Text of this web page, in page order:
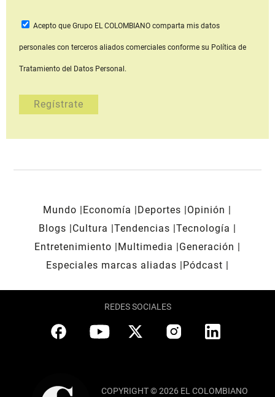
Acepto que Grupo EL COLOMBIANOcomparta mis datos
personales con terceros aliados comerciales conforme su Política de
Tratamiento del Datos Personal.
Mundo Economía Deportes
Opinión
Blogs
Cultura Tendencias Tecnología
Entretenimiento
Multimedia
Generación
Especiales marcas aliadas
Pódcast
REDES SOCIALES
COPYRIGHT © 2026 EL COLOMBIANO